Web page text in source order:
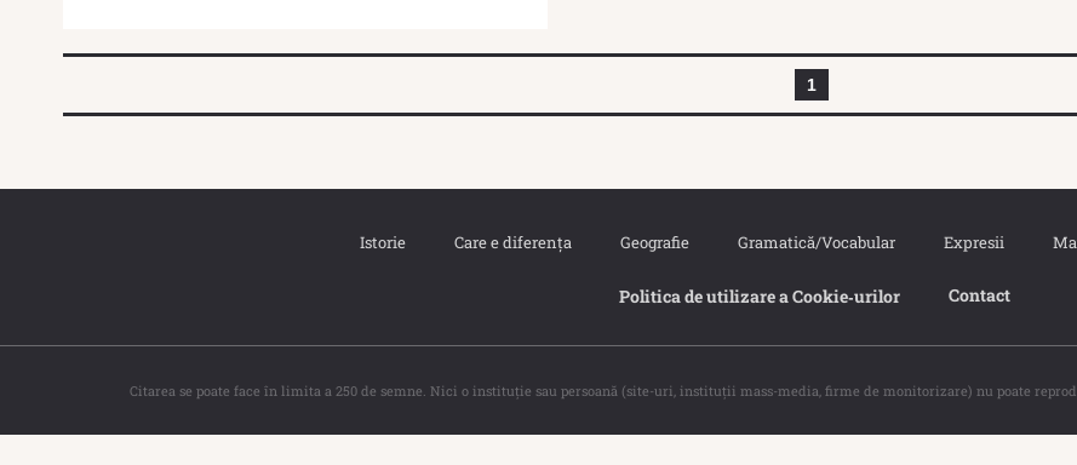
1
Istorie Care e diferența Geografie Gramatică/Vocabular Expresii
Politica de utilizare a Cookie‐urilor Contact
Citarea se poate face în limita a 250 de semne. Nici o instituţie sau persoană (site-uri, instituţii mass-media, firme de monitorizare) nu poate